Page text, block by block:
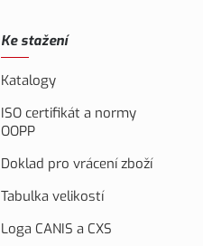
Ke stažení
Katalogy
ISO certifikát a normy
OOPP
Doklad pro vrácení zboží
Tabulka velikostí
Loga CANIS a CXS